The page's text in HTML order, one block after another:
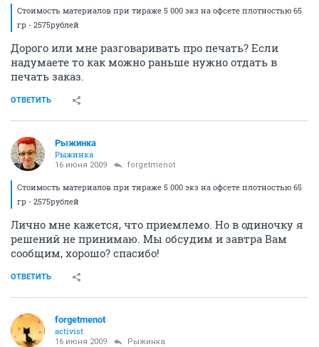
Стоимость материалов при тираже 5 000 экз на офсете плотностью 65
гр - 2575рублей
Дорого или мне разговаривать про печать? Если
надумаете то как можно раньше нужно отдать в
печать заказ.
ОТВЕТИТЬ
Рыжинка
Рыжинка
16 июня 2009 forgetmenot
Стоимость материалов при тираже 5 000 экз на офсете плотностью 65
гр - 2575рублей
Лично мне кажется, что приемлемо. Но в одиночку я
решений не принимаю. Мы обсудим и завтра Вам
сообщим, хорошо? спасибо!
ОТВЕТИТЬ
forgetmenot
activist
16 июня 2009 Рыжинка